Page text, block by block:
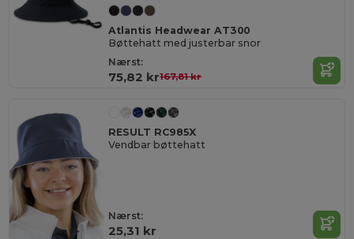
Atlantis Headwear AT300
Bøttehatt med justerbar snor
Nærst:
75,82 kr167,81 kr
RESULT RC985X
Vendbar bøttehatt
Nærst:
25,31 kr